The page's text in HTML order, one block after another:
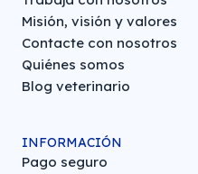
Misión, visión y valores
Contacte con nosotros
Quiénes somos
Blog veterinario
INFORMACIÓN
Pago seguro